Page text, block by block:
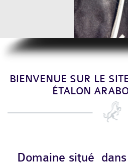
BIENVENUE SUR LE
ÉTALON
Domaine situé